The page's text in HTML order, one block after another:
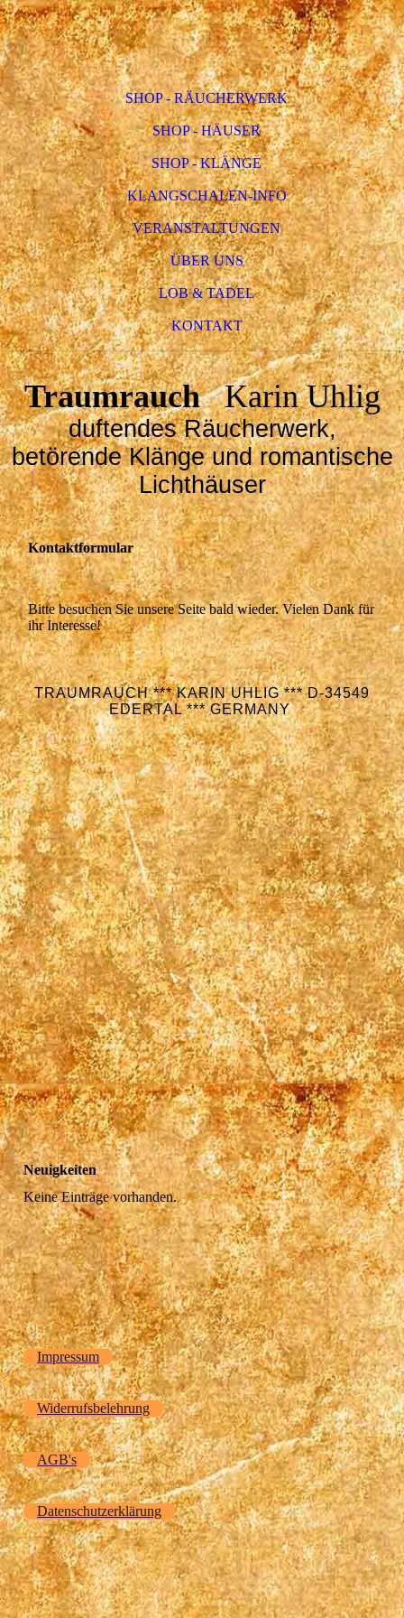
SHOP - RÄUCHERWERK
SHOP - HÄUSER
SHOP - KLÄNGE
KLANGSCHALEN-INFO
VERANSTALTUNGEN
ÜBER UNS
LOB & TADEL
KONTAKT
Traumrauch Karin Uhlig
duftendes Räucherwerk,
betörende Klänge und romantische
Lichthäuser
Kontaktformular
Bitte besuchen Sie unsere Seite bald wieder. Vielen Dank für
ihr Interesse!
TRAUMRAUCH *** KARIN UHLIG *** D-34549
EDERTAL *** GERMANY
Neuigkeiten
Keine Einträge vorhanden.
Impressum
Widerrufsbelehrung
AGB's
Datenschutzerklärung